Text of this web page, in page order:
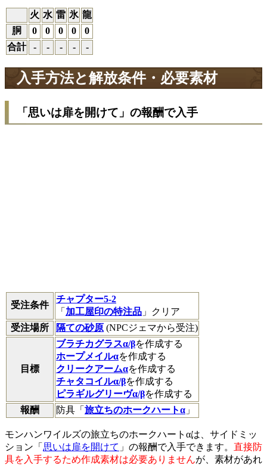
火 水 雷 氷 龍
胴
0 0 0 0
0
合計
- - - - -
入手方法と解放条件・必要素材
「思いは扉を開けて」の報酬で入手
受注条件
チャプター5-2
「 加工屋印の特注品 」クリア
受注場所
隔ての砂原 (NPCジェマから受注)
目標
ブラチカグラスα/βを作成する
ホープメイルαを作成する
クリークアームαを作成する
チャタコイルα/βを作成する
ピラギルグリーヴα/βを作成する
報酬
防具「 旅立ちのホークハートα 」
モンハンワイルズの旅立ちのホークハートαは、サイドミッ
ション「 思いは扉を開けて 」の報酬で入手できます。 直接防
具を入手するため作成素材は必要ありませんが、素材があれ